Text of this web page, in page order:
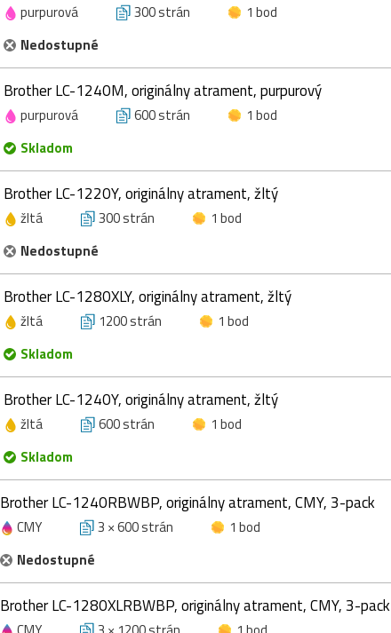
purpurová 300 strán
1 bod
Nedostupné
Brother LC-1240M, originálny atrament, purpurový
purpurová 600 strán
1 bod
Skladom
Brother LC-1220Y, originálny atrament, žltý
žltá 300 strán
1 bod
Nedostupné
Brother LC-1280XLY, originálny atrament, žltý
žltá 1200 strán
1 bod
Skladom
Brother LC-1240Y, originálny atrament, žltý
žltá 600 strán
1 bod
Skladom
Brother LC-1240RBWBP, originálny atrament, CMY, 3-pack
CMY 3 × 600 strán
1 bod
Nedostupné
Brother LC-1280XLRBWBP, originálny atrament, CMY, 3-pack